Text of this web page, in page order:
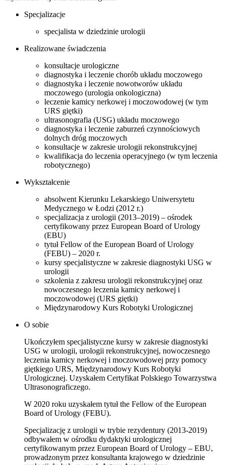
Specjalizacje
specjalista w dziedzinie urologii
Realizowane świadczenia
konsultacje urologiczne
diagnostyka i leczenie chorób układu moczowego
diagnostyka i leczenie nowotworów układu
moczowego (urologia onkologiczna)
leczenie kamicy nerkowej i moczowodowej (w tym
URS giętki)
ultrasonografia (USG) układu moczowego
diagnostyka i leczenie zaburzeń czynnościowych
dolnych dróg moczowych
konsultacje w zakresie urologii rekonstrukcyjnej
kwalifikacja do leczenia operacyjnego (w tym leczenia
robotycznego)
Wykształcenie
absolwent Kierunku Lekarskiego Uniwersytetu
Medycznego w Łodzi (2012 r.)
specjalizacja z urologii (2013–2019) – ośrodek
certyfikowany przez European Board of Urology
(EBU)
tytuł Fellow of the European Board of Urology
(FEBU) – 2020 r.
kursy specjalistyczne w zakresie diagnostyki USG w
urologii
szkolenia z zakresu urologii rekonstrukcyjnej oraz
nowoczesnego leczenia kamicy nerkowej i
moczowodowej (URS giętki)
Międzynarodowy Kurs Robotyki Urologicznej
O sobie
Ukończyłem specjalistyczne kursy w zakresie diagnostyki
USG w urologii, urologii rekonstrukcyjnej, nowoczesnego
leczenia kamicy nerkowej i moczowodowej przy pomocy
giętkiego URS, Międzynarodowy Kurs Robotyki
Urologicznej. Uzyskałem Certyfikat Polskiego Towarzystwa
Ultrasonograficzego.
W 2020 roku uzyskałem tytuł the Fellow of the European
Board of Urology (FEBU).
Specjalizację z urologii w trybie rezydentury (2013-2019)
odbywałem w ośrodku dydaktyki urologicznej
certyfikowanym przez European Board of Urology – EBU,
prowadzonym przez konsultanta krajowego w dziedzinie